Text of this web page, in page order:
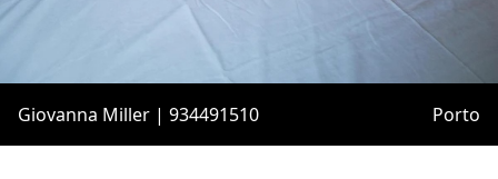
Giovanna Miller | 934491510 Porto